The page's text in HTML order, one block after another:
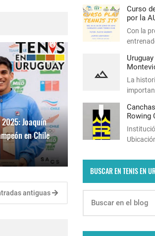
Joaquín
en Chile
antiguas
Curso
por la
Con la
La
Rowing
BUSCAR EN TENIS EN